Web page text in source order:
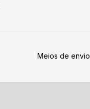
Meios de envio